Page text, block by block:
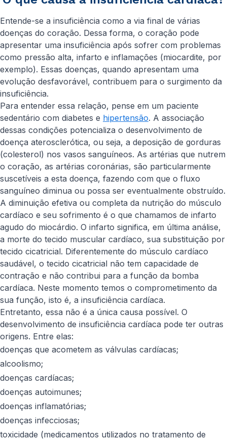
Entende-se a insuficiência como a via final de várias
doenças do coração. Dessa forma, o coração pode
apresentar uma insuficiência após sofrer com problemas
como pressão alta, infarto e inflamações (miocardite, por
exemplo). Essas doenças, quando apresentam uma
evolução desfavorável, contribuem para o surgimento da
insuficiência.
Para entender essa relação, pense em um paciente
sedentário com diabetes e hipertensão. A associação
dessas condições potencializa o desenvolvimento de
doença aterosclerótica, ou seja, a deposição de gorduras
(colesterol) nos vasos sanguíneos. As artérias que nutrem
o coração, as artérias coronárias, são particularmente
suscetíveis a esta doença, fazendo com que o fluxo
sanguíneo diminua ou possa ser eventualmente obstruído.
A diminuição efetiva ou completa da nutrição do músculo
cardíaco e seu sofrimento é o que chamamos de infarto
agudo do miocárdio. O infarto significa, em última análise,
a morte do tecido muscular cardíaco, sua substituição por
tecido cicatricial. Diferentemente do músculo cardíaco
saudável, o tecido cicatricial não tem capacidade de
contração e não contribui para a função da bomba
cardíaca. Neste momento temos o comprometimento da
sua função, isto é, a insuficiência cardíaca.
Entretanto, essa não é a única causa possível. O
desenvolvimento de insuficiência cardíaca pode ter outras
origens. Entre elas:
doenças que acometem as válvulas cardíacas;
alcoolismo;
doenças cardíacas;
doenças autoimunes;
doenças inflamatórias;
doenças infecciosas;
toxicidade (medicamentos utilizados no tratamento de